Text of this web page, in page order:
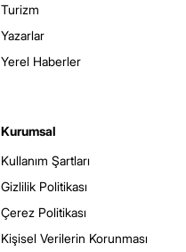
Turizm
Yazarlar
Yerel Haberler
Kurumsal
Kullanım Şartları
Gizlilik Politikası
Çerez Politikası
Kişisel Verilerin Korunması